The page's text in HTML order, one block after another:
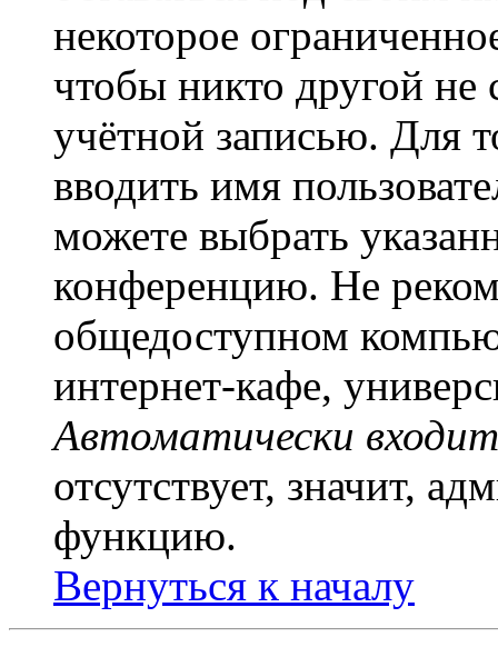
некоторое
чтобы никто другой не
учётной записью. Для
вводить имя
можете выбрать
конференцию. Не
общедоступном
интернет-кафе,
Автоматически
отсутствует, значит,
функцию.
Вернуться к началу